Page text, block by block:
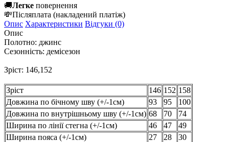
🚚Легке повернення
💸Післяплата (накладений платіж)
Опис Характеристики Відгуки (0)
Опис
Полотно: джинс
Сезонність: демісезон
Зріст: 146,152
Зріст 146 152 158
Довжина по бічному шву (+/-1см)
93 95
100
Довжина по внутрішньому шву (+/-1см) 68 70
74
Ширина по лінії стегна (+/-1см)
46 47
49
Ширина пояса (+/-1см)
27 28 30